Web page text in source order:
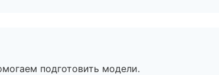
подготовить модели.